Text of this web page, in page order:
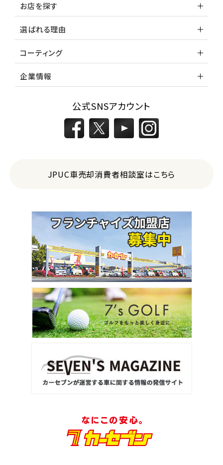
お店を探す
選ばれる理由
コーティング
企業情報
公式SNSアカウント
JPUC車売却消費者相談室はこちら